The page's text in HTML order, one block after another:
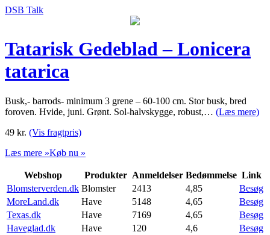
DSB Talk
Tatarisk Gedeblad – Lonicera
tatarica
Busk,- barrods- minimum 3 grene – 60-100 cm. Stor busk, bred
foroven. Hvide, juni. Grønt. Sol-halvskygge, robust,… (Læs mere)
49 kr. (Vis fragtpris)
Læs mere »Køb nu »
Webshop Produkter Anmeldelser Bedømmelse Link
Blomsterverden.dk Blomster 2413 4,85
Besøg
MoreLand.dk
Have 5148 4,65
Besøg
Texas.dk
Have 7169 4,65
Besøg
Haveglad.dk
Have 120 4,6
Besøg